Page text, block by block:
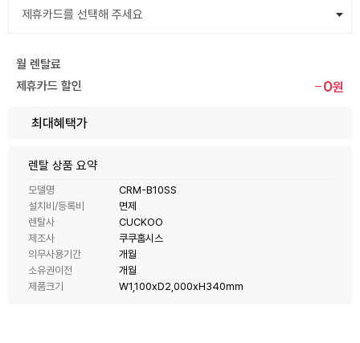
월 렌탈료
제휴카드 할인
0원
최대혜택가
렌탈 상품 요약
모델명
CRM-B10SS
설치비/등록비
면제
렌탈사
CUCKOO
제조사
쿠쿠홈시스
의무사용기간
개월
소유권이전
개월
제품크기
W1,100xD2,000xH340mm